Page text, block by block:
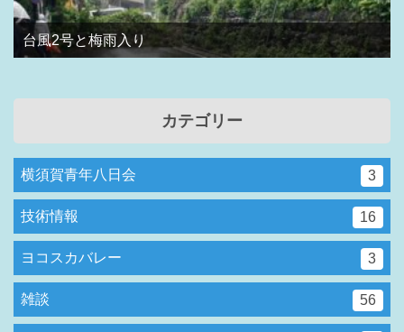
台風2号と梅雨入り
カテゴリー
横須賀青年八日会 3
技術情報 16
ヨコスカバレー 3
雑談 56